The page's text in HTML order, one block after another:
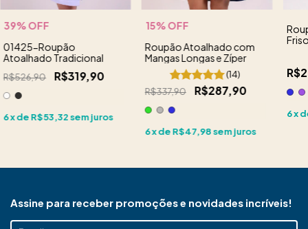
39% OFF
01425-Roupão
Atoalhado Tradicional
R$526,90 R$319,90
6x deR$53,32sem juros
15% OFF
Roupão Atoalhado com
Mangas Longas e Zíper
(14)
R$337,90
R$287,90
6x deR$47,98sem juros
6x
Assine para receber promoções e novidades incríveis!